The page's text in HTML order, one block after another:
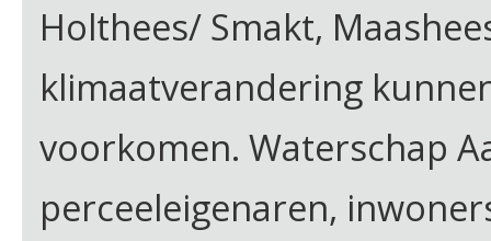
Holthees/ Smakt,
klimaatverandering
voorkomen. Waterschap
perceeleigenaren,